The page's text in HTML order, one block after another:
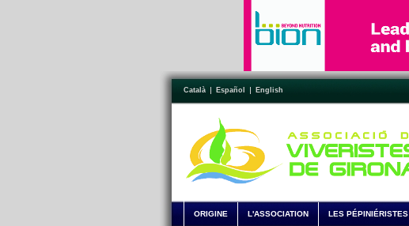
Català Español English
ORIGINE L'ASSOCIATION LES PÉPINIÉRISTES